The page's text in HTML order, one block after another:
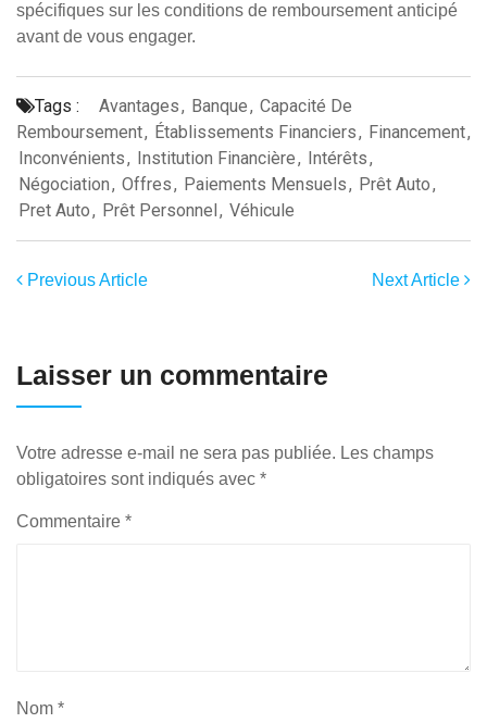
spécifiques sur les conditions de remboursement anticipé
avant de vous engager.
Tags : Avantages, Banque, Capacité De
Remboursement, Établissements Financiers, Financement,
Inconvénients, Institution Financière, Intérêts,
Négociation, Offres, Paiements Mensuels, Prêt Auto,
Pret Auto, Prêt Personnel, Véhicule
Previous Article Next Article
Laisser un commentaire
Votre adresse e-mail ne sera pas publiée. Les champs
obligatoires sont indiqués avec *
Commentaire *
Nom *